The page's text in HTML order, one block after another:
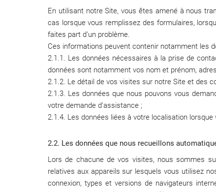
En utilisant notre Site, vous êtes amené à nous
cas lorsque vous remplissez des formulaires,
faites part d’un problème.
Ces informations peuvent contenir notamment les
2.1.1. Les données nécessaires à la prise de
données sont notamment vos nom et prénom,
2.1.2. Le détail de vos visites sur notre Site et des
2.1.3. Les données que nous pouvons vous
votre demande d’assistance ;
2.1.4. Les données liées à votre localisation
2.2. Les données que nous recueillons
Lors de chacune de vos visites, nous sommes
relatives aux appareils sur lesquels vous utilisez
connexion, types et versions de navigateurs